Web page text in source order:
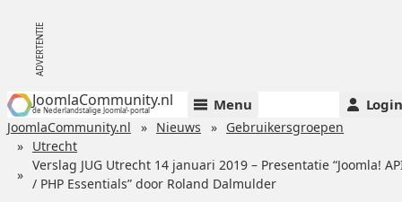
JoomlaCommunity.nl
de Nederlandstalige Joomla!-portal Menu Login
JoomlaCommunity.nl Nieuws
Gebruikersgroepen
Utrecht
Verslag JUG Utrecht 14 januari 2019 – Presentatie “Joomla!
/ PHP Essentials” door Roland Dalmulder